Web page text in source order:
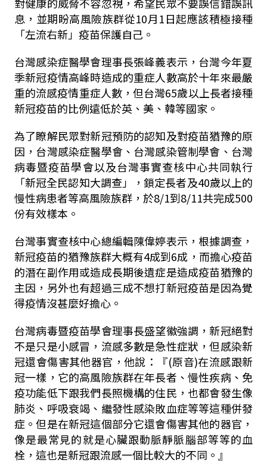
息，並期盼高風險族群從10月1日起應該積極接種
「左流右新」疫苗保護自己。
台灣感染症醫學會理事長張峰義表示，台灣今年夏
季新冠疫情高峰時造成的重症人數高於十年來最嚴
重的流感疫情重症人數，但台灣65歲以上長者接種
新冠疫苗的比例遠低於英、美、韓等國家。
為了瞭解民眾對新冠預防的認知及對疫苗猶豫的原
因，台灣感染症醫學會、台灣感染管制學會、台灣
病毒暨疫苗學會以及台灣事實查核中心共同執行
「新冠全民認知大調查」，鎖定長者及40歲以上的
慢性病患者等高風險族群，於8/1到8/11共完成500
份有效樣本。
台灣事實查核中心總編輯陳偉婷表示，根據調查，
新冠疫苗的猶豫族群大概有4成到6成，而擔心疫苗
的潛在副作用或造成長期後遺症是造成疫苗猶豫的
主因，另外也有超過三成不想打新冠疫苗是因為覺
得疫情沒甚麼好擔心。
台灣病毒暨疫苗學會理事長盛望徽強調，新冠絕對
不是只是小感冒，流感多數是急性症狀，但感染新
冠還會傷害其他器官，他說：『(原音)在流感跟新
冠一樣，它的高風險族群在年長者、慢性疾病、免
疫功能低下跟我們長照機構的住民，也都會發生像
肺炎、呼吸衰竭、繼發性感染敗血症等等這種併發
症。但是在新冠這個部分它還會傷害其他的器官，
像是最常見的就是心臟跟動脈靜脈腦部等等的血
栓，這也是新冠跟流感一個比較大的不同。』